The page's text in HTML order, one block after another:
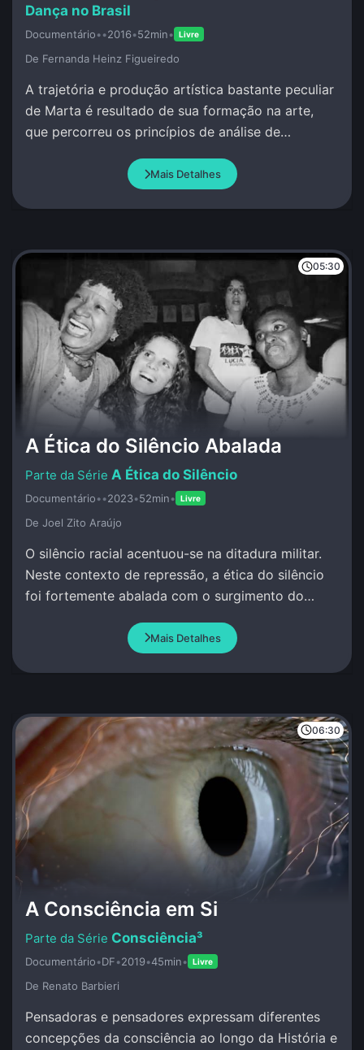
Dança no Brasil
Documentário••2016•52min• Livre
De Fernanda Heinz Figueiredo
A trajetória e produção artística bastante peculiar
de Marta é resultado de sua formação na arte,
que percorreu os princípios de análise de
Mais Detalhes
05:30
A Ética do Silêncio Abalada
A Ética do Silêncio
Documentário••2023•52min• Livre
De Joel Zito Araújo
O silêncio racial acentuou-se na ditadura militar.
Neste contexto de repressão, a ética do silêncio
foi fortemente abalada com o surgimento do
Mais Detalhes
06:30
A Consciência em Si
Consciência³
Documentário•DF•2019•45min• Livre
De Renato Barbieri
Pensadoras e pensadores expressam diferentes
concepções da consciência ao longo da História e